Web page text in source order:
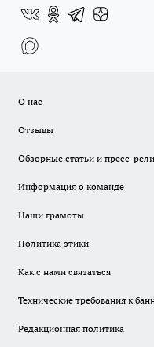
О нас
Отзывы
Обзорные статьи и пресс-
Информация о команде
Наши грамоты
Политика этики
Как с нами связаться
Технические требования к
Редакционная политика